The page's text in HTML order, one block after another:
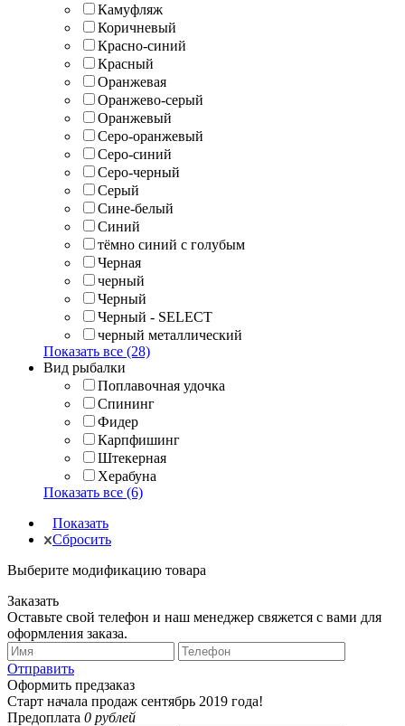
Камуфляж
Коричневый
Красно-синий
Красный
Оранжевая
Оранжево-серый
Оранжевый
Серо-оранжевый
Серо-синий
Серо-черный
Серый
Сине-белый
Синий
тёмно синий с голубым
Черная
черный
Черный
Черный - SELECT
черный металлический
Показать все (28)
Вид рыбалки
Поплавочная удочка
Спининг
Фидер
Карпфишинг
Штекерная
Херабуна
Показать все (6)
Показать
Сбросить
Выберите модификацию товара
Заказать
Оставьте свой телефон и наш менеджер свяжется с вами для
оформления заказа.
Отправить
Оформить предзаказ
Старт начала продаж сентябрь 2019 года!
Предоплата 0 рублей